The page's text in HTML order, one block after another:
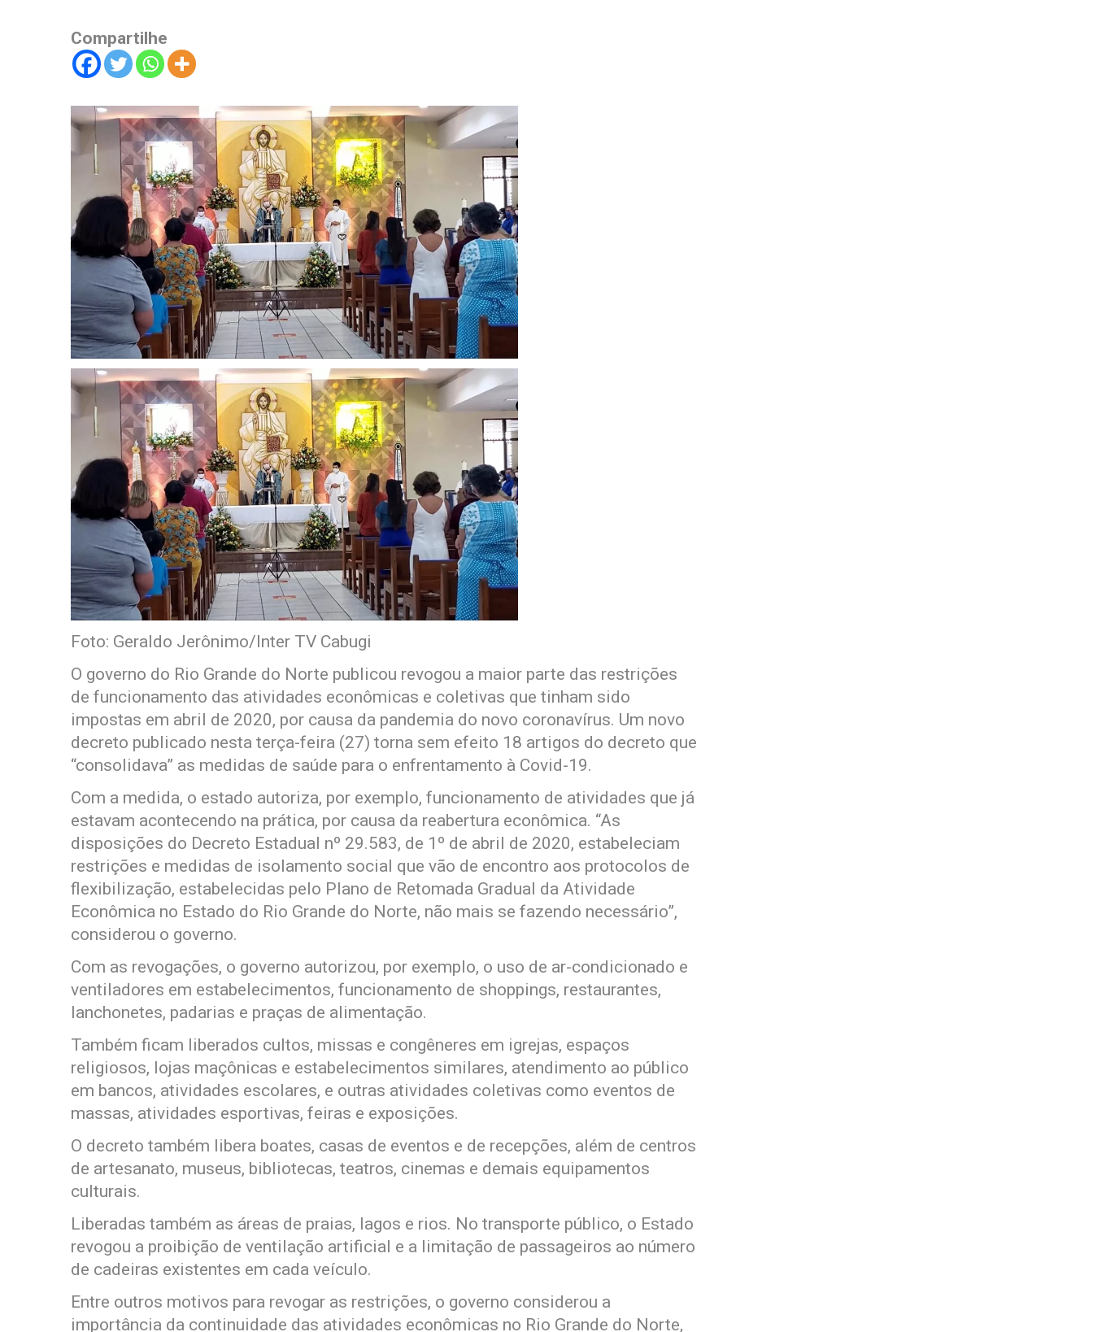
Compartilhe
Foto: Geraldo Jerônimo/Inter TV Cabugi
O governo do Rio Grande do Norte publicou revogou a maior parte das restrições
de funcionamento das atividades econômicas e coletivas que tinham sido
impostas em abril de 2020, por causa da pandemia do novo coronavírus. Um novo
decreto publicado nesta terça-feira (27) torna sem efeito 18 artigos do decreto que
“consolidava” as medidas de saúde para o enfrentamento à Covid-19.
Com a medida, o estado autoriza, por exemplo, funcionamento de atividades que já
estavam acontecendo na prática, por causa da reabertura econômica. “As
disposições do Decreto Estadual nº 29.583, de 1º de abril de 2020, estabeleciam
restrições e medidas de isolamento social que vão de encontro aos protocolos de
flexibilização, estabelecidas pelo Plano de Retomada Gradual da Atividade
Econômica no Estado do Rio Grande do Norte, não mais se fazendo necessário”,
considerou o governo.
Com as revogações, o governo autorizou, por exemplo, o uso de ar-condicionado e
ventiladores em estabelecimentos, funcionamento de shoppings, restaurantes,
lanchonetes, padarias e praças de alimentação.
Também ficam liberados cultos, missas e congêneres em igrejas, espaços
religiosos, lojas maçônicas e estabelecimentos similares, atendimento ao público
em bancos, atividades escolares, e outras atividades coletivas como eventos de
massas, atividades esportivas, feiras e exposições.
O decreto também libera boates, casas de eventos e de recepções, além de centros
de artesanato, museus, bibliotecas, teatros, cinemas e demais equipamentos
culturais.
Liberadas também as áreas de praias, lagos e rios. No transporte público, o Estado
revogou a proibição de ventilação artificial e a limitação de passageiros ao número
de cadeiras existentes em cada veículo.
Entre outros motivos para revogar as restrições, o governo considerou a
importância da continuidade das atividades econômicas no Rio Grande do Norte,